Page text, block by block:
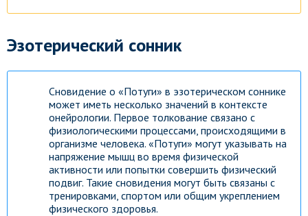
Эзотерический сонник
Сновидение о «Потуги» в эзотерическом соннике
может иметь несколько значений в контексте
онейрологии. Первое толкование связано с
физиологическими процессами, происходящими в
организме человека. «Потуги» могут указывать на
напряжение мышц во время физической
активности или попытки совершить физический
подвиг. Такие сновидения могут быть связаны с
тренировками, спортом или общим укреплением
физического здоровья.